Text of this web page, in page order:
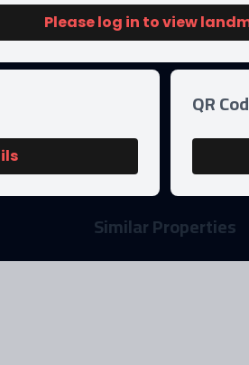
Please log in to view
QR
Similar Properties